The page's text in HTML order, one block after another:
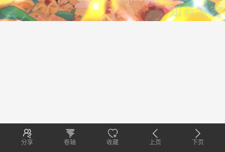
分享 卷轴 收藏 上页 下页